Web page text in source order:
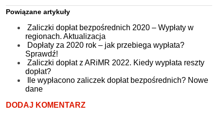
Powiązane artykuły
Zaliczki dopłat bezpośrednich 2020 – Wypłaty w
regionach. Aktualizacja
Dopłaty za 2020 rok – jak przebiega wypłata?
Sprawdź!
Zaliczki dopłat z ARiMR 2022. Kiedy wypłata reszty
dopłat?
Ile wypłacono zaliczek dopłat bezpośrednich? Nowe
dane
DODAJ KOMENTARZ